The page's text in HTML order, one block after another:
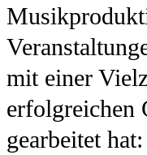
mit einer
erfolgreichen
gearbeitet